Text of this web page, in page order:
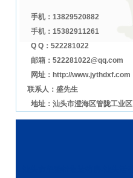
手机：13829520882
手机：15382911261
Q Q：522281022
邮箱：522281022@qq.com
网址：http://www.jythdxf.com
联系人：盛先生
地址：汕头市澄海区管陇工业区